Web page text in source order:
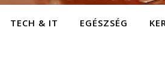
TECH & IT EGÉSZSÉG